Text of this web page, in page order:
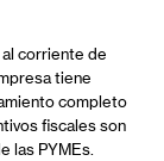
al corriente de
tiene
completo
fiscales son
las PYMEs.